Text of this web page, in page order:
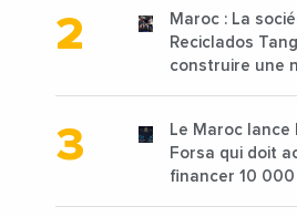
Maroc : La
Reciclados
construire une
Le Maroc lance
Forsa qui doit
financer 10